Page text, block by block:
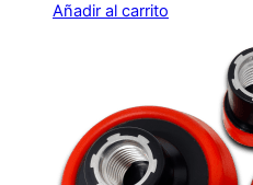
Añadir al carrito